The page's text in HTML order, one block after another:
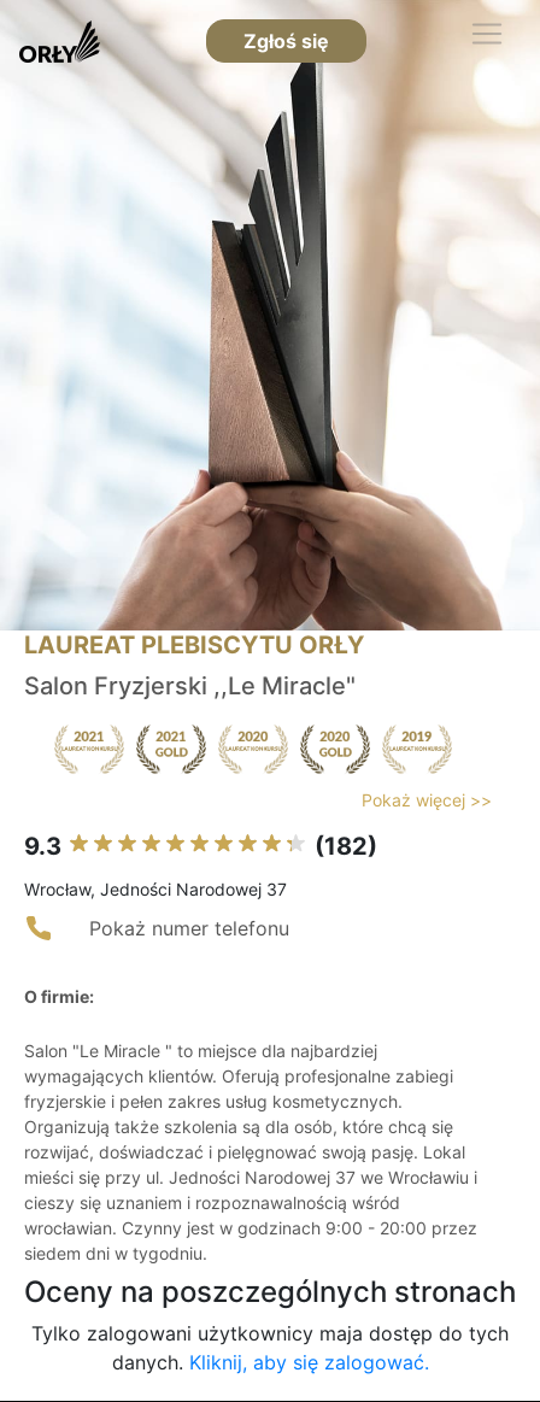
Zgłoś się
LAUREAT PLEBISCYTU ORŁY
Salon Fryzjerski ,,Le Miracle"
Pokaż więcej >>
9.3 (182)
Wrocław, Jedności Narodowej 37
Pokaż numer telefonu
O firmie:
Salon "Le Miracle " to miejsce dla najbardziej
wymagających klientów. Oferują profesjonalne zabiegi
fryzjerskie i pełen zakres usług kosmetycznych.
Organizują także szkolenia są dla osób, które chcą się
rozwijać, doświadczać i pielęgnować swoją pasję. Lokal
mieści się przy ul. Jedności Narodowej 37 we Wrocławiu i
cieszy się uznaniem i rozpoznawalnością wśród
wrocławian. Czynny jest w godzinach 9:00 - 20:00 przez
siedem dni w tygodniu.
Oceny na poszczególnych stronach
Tylko zalogowani użytkownicy maja dostęp do tych
danych. Kliknij, aby się zalogować.